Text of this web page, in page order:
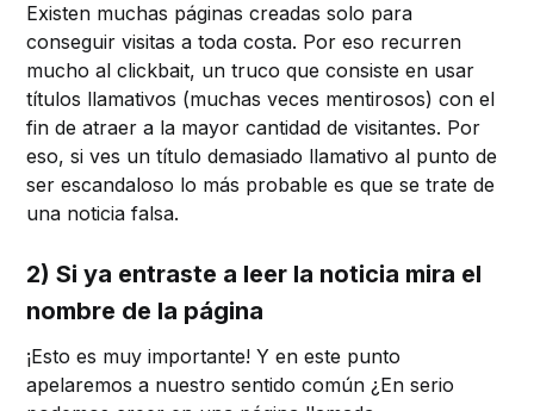
Existen muchas páginas creadas solo para
conseguir visitas a toda costa. Por eso recurren
mucho al clickbait, un truco que consiste en usar
títulos llamativos (muchas veces mentirosos) con el
fin de atraer a la mayor cantidad de visitantes. Por
eso, si ves un título demasiado llamativo al punto de
ser escandaloso lo más probable es que se trate de
una noticia falsa.
2) Si ya entraste a leer la noticia mira el
nombre de la página
¡Esto es muy importante! Y en este punto
apelaremos a nuestro sentido común ¿En serio